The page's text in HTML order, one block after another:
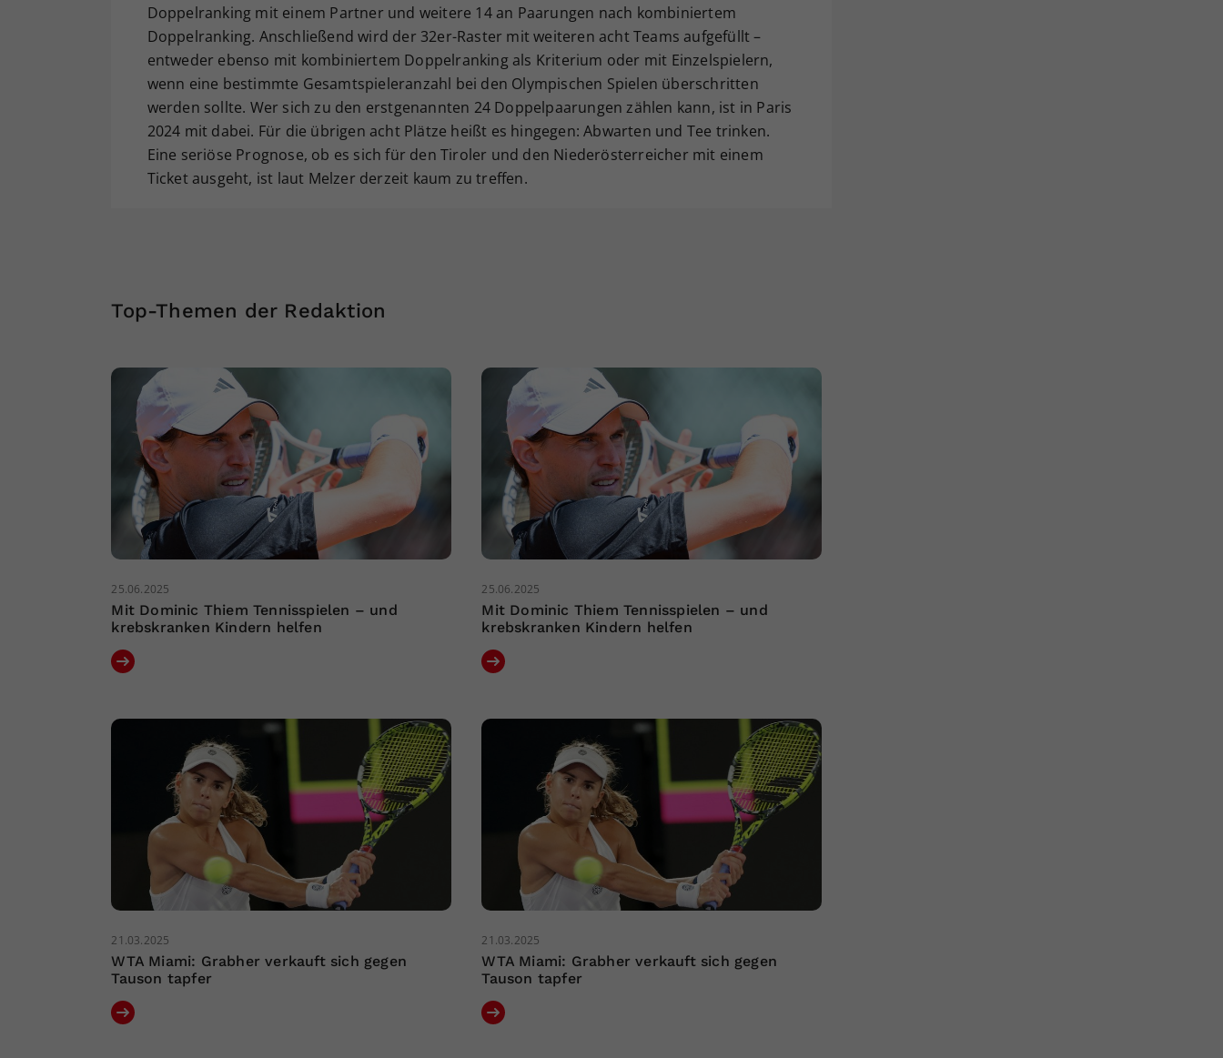
Doppelranking mit einem Partner und weitere 14 an Paarungen nach kombiniertem
Doppelranking. Anschließend wird der 32er-Raster mit weiteren acht Teams aufgefüllt –
entweder ebenso mit kombiniertem Doppelranking als Kriterium oder mit Einzelspielern,
wenn eine bestimmte Gesamtspieleranzahl bei den Olympischen Spielen überschritten
werden sollte. Wer sich zu den erstgenannten 24 Doppelpaarungen zählen kann, ist in Paris
2024 mit dabei. Für die übrigen acht Plätze heißt es hingegen: Abwarten und Tee trinken.
Eine seriöse Prognose, ob es sich für den Tiroler und den Niederösterreicher mit einem
Ticket ausgeht, ist laut Melzer derzeit kaum zu treffen.
Top-Themen der Redaktion
25.06.2025
Mit Dominic Thiem Tennisspielen – und
krebskranken Kindern helfen
25.06.2025
Mit Dominic Thiem Tennisspielen – und
krebskranken Kindern helfen
21.03.2025
WTA Miami: Grabher verkauft sich gegen
Tauson tapfer
21.03.2025
WTA Miami: Grabher verkauft sich gegen
Tauson tapfer